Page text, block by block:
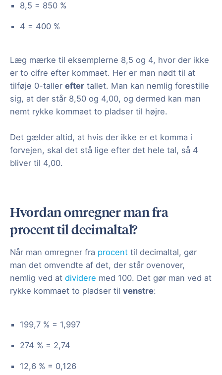
8,5 = 850 %
4 = 400 %
Læg mærke til eksemplerne 8,5 og 4, hvor der ikke
er to cifre efter kommaet. Her er man nødt til at
tilføje 0-taller efter tallet. Man kan nemlig forestille
sig, at der står 8,50 og 4,00, og dermed kan man
nemt rykke kommaet to pladser til højre.
Det gælder altid, at hvis der ikke er et komma i
forvejen, skal det stå lige efter det hele tal, så 4
bliver til 4,00.
Hvordan omregner man fra
procent til decimaltal?
Når man omregner fra procent til decimaltal, gør
man det omvendte af det, der står ovenover,
nemlig ved at dividere med 100. Det gør man ved at
rykke kommaet to pladser til venstre:
199,7 % = 1,997
274 % = 2,74
12,6 % = 0,126